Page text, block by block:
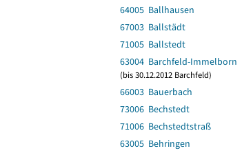
64005 Ballhausen
67003 Ballstädt
71005 Ballstedt
63004 Barchfeld-Immelborn
(bis 30.12.2012 Barchfeld)
66003 Bauerbach
73006 Bechstedt
71006 Bechstedtstraß
63005 Behringen